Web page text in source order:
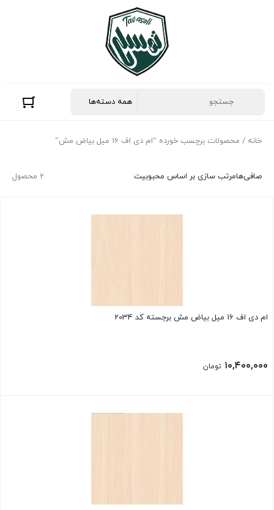
خانه / محصولات برچسب خورده “ام دی اف 16 میل بیاض مش”
2 محصول صافی‌هامرتب سازی بر اساس محبوبیت
ام دی اف 16 میل بیاض مش برجسته کد 2034
۱۰,۴۰۰,۰۰۰ تومان